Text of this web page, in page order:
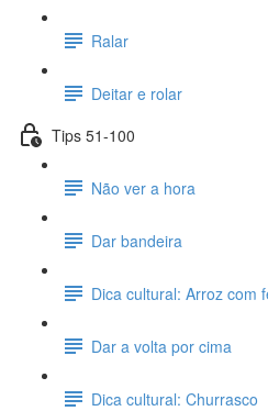
Ralar
Deitar e rolar
Tips 51-100
Não ver a hora
Dar bandeira
Dica cultural: Arroz com
Dar a volta por cima
Dica cultural: Churrasco